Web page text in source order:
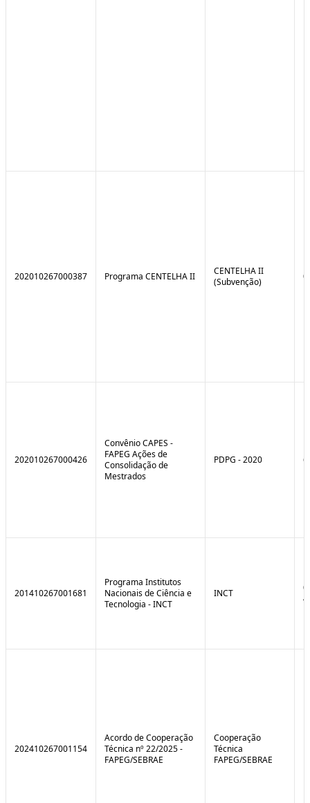
202010267000387 Programa CENTELHA II
CENTELHA II
(Subvenção)
202010267000426
Convênio CAPES -
FAPEG Ações de
Consolidação de
Mestrados
PDPG - 2020
201410267001681
Programa Institutos
Nacionais de Ciência e
Tecnologia - INCT
INCT
202410267001154
Acordo de Cooperação
Técnica nº 22/2025 -
FAPEG/SEBRAE
Cooperação
Técnica
FAPEG/SEBRAE